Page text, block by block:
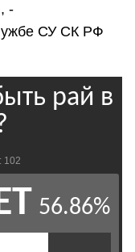
-
СУ СК РФ